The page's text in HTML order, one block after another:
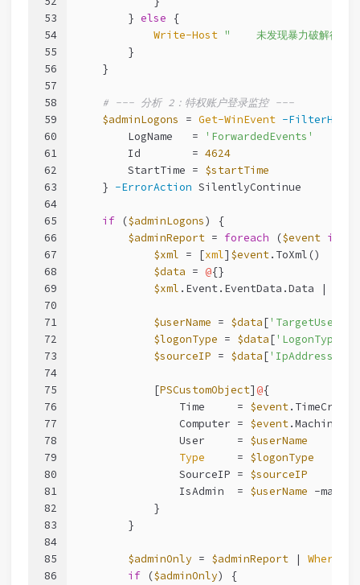
53
54
55
56
57
58
59
60
61
62
63
64
65
66
67
68
69
70
71
72
73
74
75
76
77
78
79
80
81
82
83
84
85
86
        }
else {
Write-Host "    未发现暴力破解行为"
        }
    }
# --- 分析 2：特权账户登录监控 ---
$adminLogons = Get-WinEvent -
        LogName   =
'ForwardedEvents'
        Id        =
4624
        StartTime =
$startTime
    }
-ErrorAction SilentlyContinue
if ($adminLogons) {
$adminReport = foreach ($event in
$xml = [xml] $event.ToXml()
$data = @{}
$xml .Event.EventData.Data |
$userName = $data[
$logonType = $data['LogonType'
$sourceIP = $data['IpAddress'
            [
PSCustomObject] @{
                Time     =
$event
                Computer =
$event
                User     =
$userName
Type
     =
$logonType
                SourceIP =
$sourceIP
                IsAdmin  =
$userName -match
            }
        }
$adminOnly = $adminReport | Where-
if ($adminOnly) {